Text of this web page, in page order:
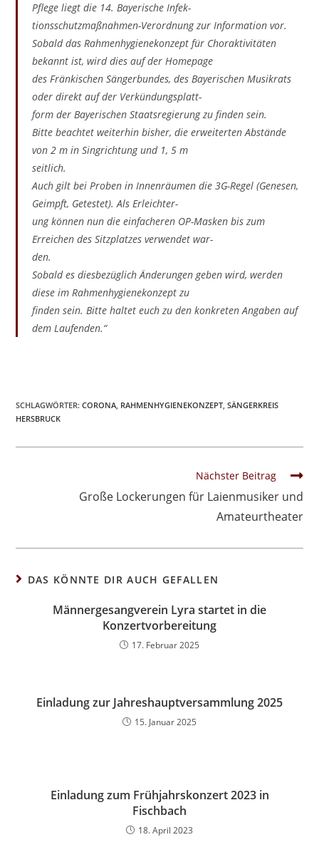
Pflege liegt die 14. Bayerische Infek-
tionsschutzmaßnahmen-Verordnung zur Information vor.
Sobald das Rahmenhygienekonzept für Choraktivitäten
bekannt ist, wird dies auf der Homepage
des Fränkischen Sängerbundes, des Bayerischen Musikrats
oder direkt auf der Verkündungsplatt-
form der Bayerischen Staatsregierung zu finden sein.
Bitte beachtet weiterhin bisher, die erweiterten Abstände
von 2 m in Singrichtung und 1, 5 m
seitlich.
Auch gilt bei Proben in Innenräumen die 3G-Regel (Genesen,
Geimpft, Getestet). Als Erleichter-
ung können nun die einfacheren OP-Masken bis zum
Erreichen des Sitzplatzes verwendet war-
den.
Sobald es diesbezüglich Änderungen geben wird, werden
diese im Rahmenhygienekonzept zu
finden sein. Bitte haltet euch zu den konkreten Angaben auf
dem Laufenden.“
SCHLAGWÖRTER:CORONA, RAHMENHYGIENEKONZEPT, SÄNGERKREIS
HERSBRUCK
Nächster Beitrag
Große Lockerungen für Laienmusiker und
Amateurtheater
DAS KÖNNTE DIR AUCH GEFALLEN
Männergesangverein Lyra startet in die
Konzertvorbereitung
17. Februar 2025
Einladung zur Jahreshauptversammlung 2025
15. Januar 2025
Einladung zum Frühjahrskonzert 2023 in
Fischbach
18. April 2023